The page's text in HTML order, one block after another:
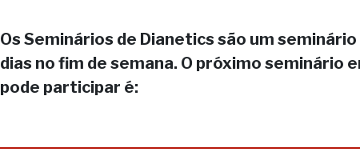
Os Seminários de Dianetics são um seminário
dias no fim de semana. O próximo seminário
pode participar é: